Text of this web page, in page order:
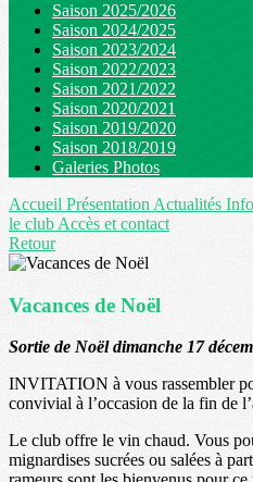
Saison 2025/2026
Saison 2024/2025
Saison 2023/2024
Saison 2022/2023
Saison 2021/2022
Saison 2020/2021
Saison 2019/2020
Saison 2018/2019
Galeries Photos
Accueil Présentation Actualités
le club Accès et contact
Retour
Vacances de Noël
Sortie de Noël dimanche 17
INVITATION à vous rassembler
convivial à l’occasion de la fin de
Le club offre le vin chaud. Vous
mignardises sucrées ou salées à